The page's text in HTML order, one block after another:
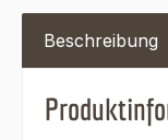
Beschreibung